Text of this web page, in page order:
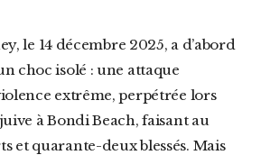
choc isolé : une attaque
extrême, perpétrée lors
à Bondi Beach, faisant au
et quarante-deux blessés. Mais